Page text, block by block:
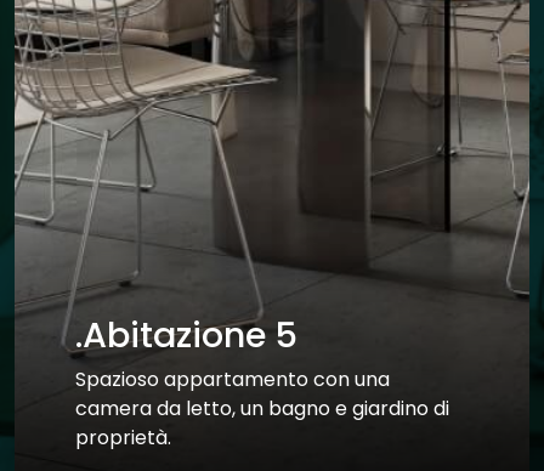
.Abitazione 5
Spazioso appartamento con una
camera da letto, un bagno e giardino di
proprietà.
Motivo dell’acquisto
(Indica la finalità principale del tuo acquisto immobiliare:)